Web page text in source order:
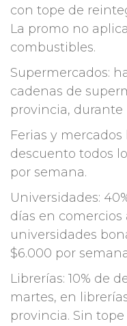
con tope de
La promo no
combustibles.
Supermercados:
cadenas de
provincia, durante
Ferias y
descuento todos
por semana.
Universidades:
días en comercios
universidades
$6.000 por
Librerías: 10% de
martes, en
provincia. Sin